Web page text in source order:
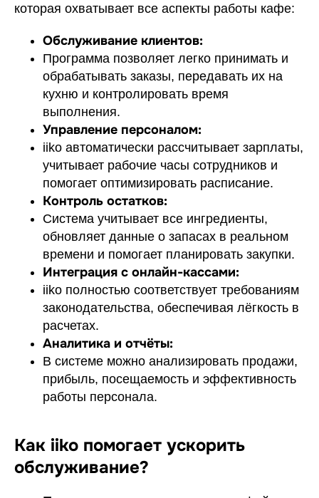
которая охватывает все аспекты работы кафе:
Обслуживание клиентов:
Программа позволяет легко принимать и
обрабатывать заказы, передавать их на
кухню и контролировать время
выполнения.
Управление персоналом:
iiko автоматически рассчитывает зарплаты,
учитывает рабочие часы сотрудников и
помогает оптимизировать расписание.
Контроль остатков:
Система учитывает все ингредиенты,
обновляет данные о запасах в реальном
времени и помогает планировать закупки.
Интеграция с онлайн-кассами:
iiko полностью соответствует требованиям
законодательства, обеспечивая лёгкость в
расчетах.
Аналитика и отчёты:
В системе можно анализировать продажи,
прибыль, посещаемость и эффективность
работы персонала.
Как iiko помогает ускорить
обслуживание?